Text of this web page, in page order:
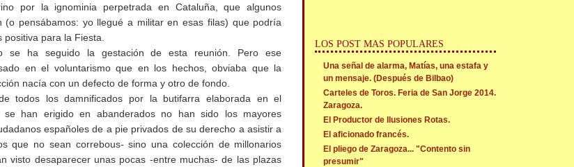
por la ignominia perpetrada en Cataluña, que algunos
(o pensábamos: yo llegué a militar en esas filas) que podría
para la Fiesta.
se ha seguido la gestación de esta reunión. Pero ese
en el voluntarismo que en los hechos, obviaba que la
nacía con un defecto de forma y otro de fondo.
todos los damnificados por la butifarra elaborada en el
se han erigido en abanderados no han sido los mayores
españoles de a pie privados de su derecho a asistir a
que no sean correbous- sino una colección de millonarios
visto desaparecer unas pocas -entre muchas- de las plazas
LOS POST MAS POPULARES
Una señal de alarma, Matías, una estafa y
un mensaje. (Después de Bilbao)
Carteles de Toros. Feria de San Jorge 2014.
Zaragoza.
El Productor de Ilusiones Rotas.
El aficionado francés.
El pliego de Zaragoza... "Contento sin
presumir"